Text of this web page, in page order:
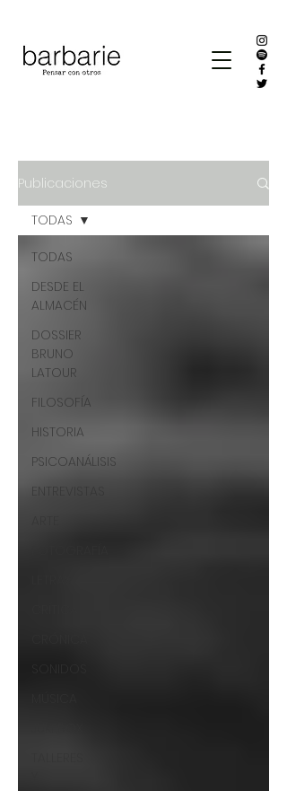
Publicaciones
TODAS
DESDE EL
ALMACÉN
DOSSIER
BRUNO
LATOUR
FILOSOFÍA
HISTORIA
PSICOANÁLISIS
ENTREVISTAS
TODAS